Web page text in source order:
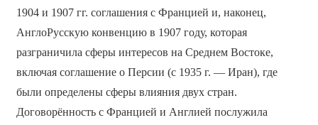
1904 и 1907 гг. соглашения с Францией и, наконец,
Англо­Русскую конвенцию в 1907 году, которая
разграничила сферы интересов на Среднем Востоке,
включая соглашение о Персии (с 1935 г. — Иран), где
были определены сферы влияния двух стран.
Договорённость с Францией и Англией послужила